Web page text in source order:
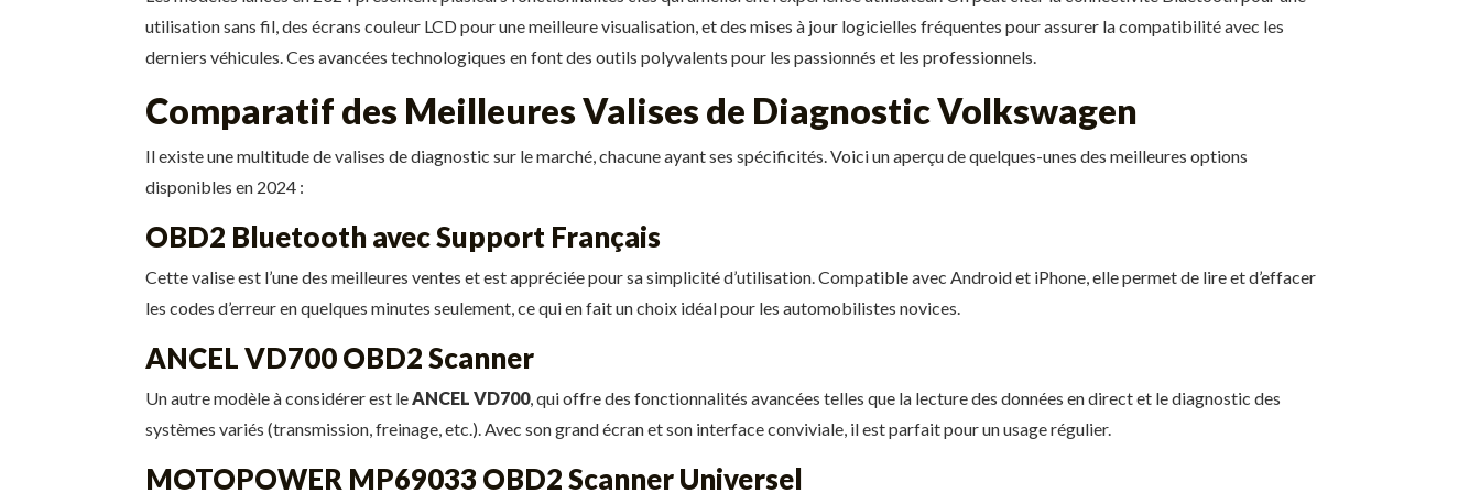
utilisation sans fil, des écrans couleur LCD pour une meilleure visualisation, et des mises à jour logicielles fréquentes pour assurer la compatibilité avec les
derniers véhicules. Ces avancées technologiques en font des outils polyvalents pour les passionnés et les professionnels.
Comparatif des Meilleures Valises de Diagnostic Volkswagen
Il existe une multitude de valises de diagnostic sur le marché, chacune ayant ses spécificités. Voici un aperçu de quelques-unes des meilleures options
disponibles en 2024 :
OBD2 Bluetooth avec Support Français
Cette valise est l’une des meilleures ventes et est appréciée pour sa simplicité d’utilisation. Compatible avec Android et iPhone, elle permet de lire et d’effacer
les codes d’erreur en quelques minutes seulement, ce qui en fait un choix idéal pour les automobilistes novices.
ANCEL VD700 OBD2 Scanner
Un autre modèle à considérer est leANCEL VD700, qui offre des fonctionnalités avancées telles que la lecture des données en direct et le diagnostic des
systèmes variés (transmission, freinage, etc.). Avec son grand écran et son interface conviviale, il est parfait pour un usage régulier.
MOTOPOWER MP69033 OBD2 Scanner Universel